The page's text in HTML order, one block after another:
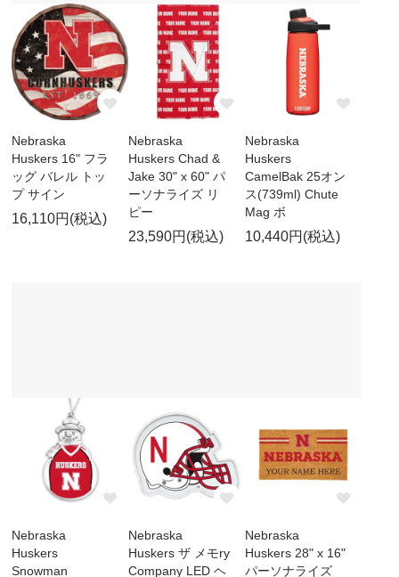
Nebraska
Huskers 16" フラ
ッグ バレル トッ
プ サイン
16,110円(税込)
Nebraska
Huskers Chad &
Jake 30" x 60" パ
ーソナライズ リ
ピー
23,590円(税込)
Nebraska
Huskers
CamelBak 25オン
ス(739ml) Chute
Mag ボ
10,440円(税込)
Nebraska
Huskers
Snowman
Nebraska
Huskers ザ メモry
Company LED ヘ
Nebraska
Huskers 28" x 16"
パーソナライズ